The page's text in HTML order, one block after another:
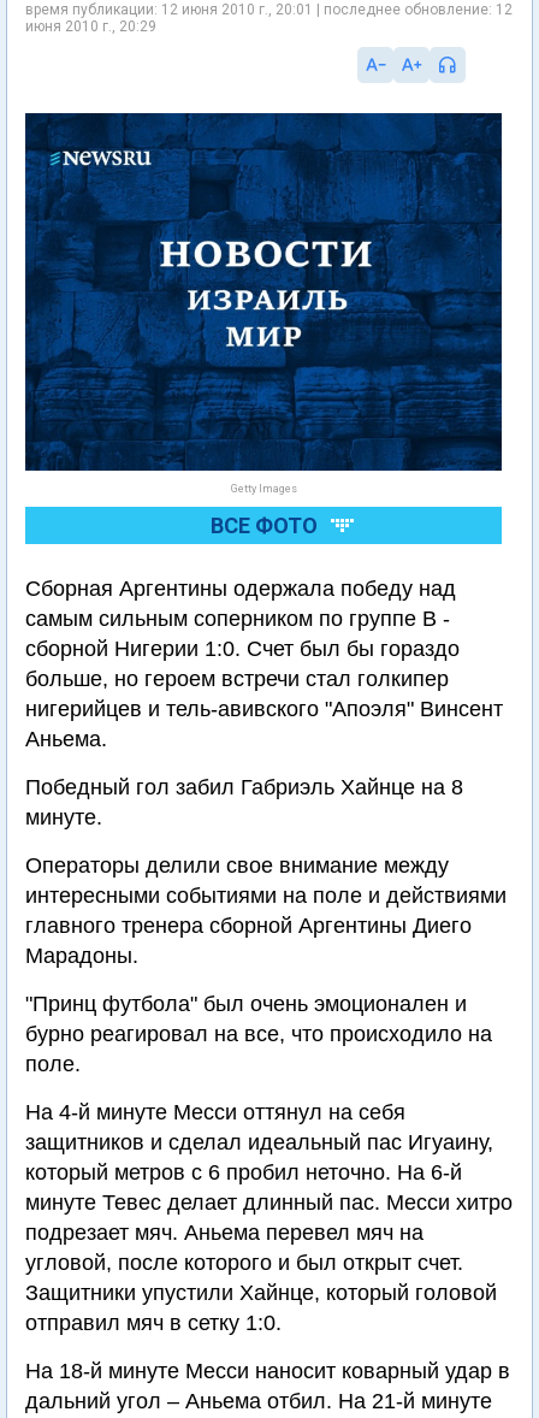
время публикации: 12 июня 2010 г., 20:01 | последнее обновление: 12
июня 2010 г., 20:29
Getty Images
ВСЕ ФОТО
Сборная Аргентины одержала победу над
самым сильным соперником по группе В -
сборной Нигерии 1:0. Счет был бы гораздо
больше, но героем встречи стал голкипер
нигерийцев и тель-авивского "Апоэля" Винсент
Аньема.
Победный гол забил Габриэль Хайнце на 8
минуте.
Операторы делили свое внимание между
интересными событиями на поле и действиями
главного тренера сборной Аргентины Диего
Марадоны.
"Принц футбола" был очень эмоционален и
бурно реагировал на все, что происходило на
поле.
На 4-й минуте Месси оттянул на себя
защитников и сделал идеальный пас Игуаину,
который метров с 6 пробил неточно. На 6-й
минуте Тевес делает длинный пас. Месси хитро
подрезает мяч. Аньема перевел мяч на
угловой, после которого и был открыт счет.
Защитники упустили Хайнце, который головой
отправил мяч в сетку 1:0.
На 18-й минуте Месси наносит коварный удар в
дальний угол – Аньема отбил. На 21-й минуте